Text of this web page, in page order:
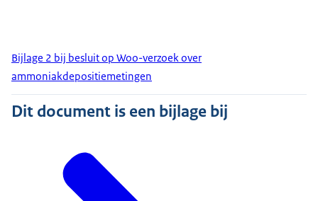
Bijlage 2 bij besluit op Woo-verzoek over
ammoniakdepositiemetingen
Dit document is een bijlage bij